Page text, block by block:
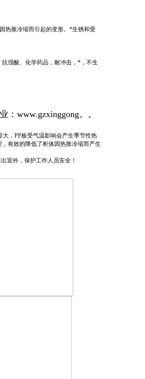
热胀冷缩而引起的变形。*生锈和受
强酸、化学药品，耐冲击，*，不生
： www.gzxinggong。。
，PP板受气温影响会产生季节性热
有效的降低了柜体因热胀冷缩而产生
室外，保护工作人员安全！